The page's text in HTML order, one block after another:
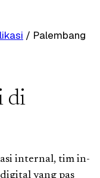
/ Palembang
di
internal, tim in-
yang pas